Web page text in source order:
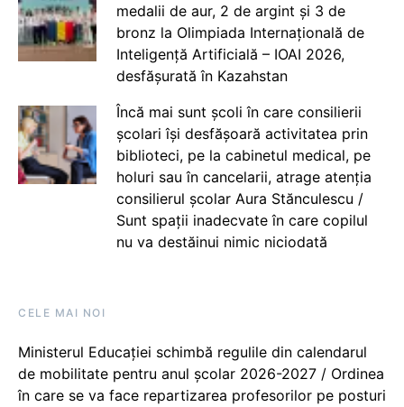
medalii de aur, 2 de argint și 3 de
bronz la Olimpiada Internațională de
Inteligență Artificială – IOAI 2026,
desfășurată în Kazahstan
Încă mai sunt școli în care consilierii
școlari își desfășoară activitatea prin
biblioteci, pe la cabinetul medical, pe
holuri sau în cancelarii, atrage atenția
consilierul școlar Aura Stănculescu /
Sunt spații inadecvate în care copilul
nu va destăinui nimic niciodată
CELE MAI NOI
Ministerul Educației schimbă regulile din calendarul
de mobilitate pentru anul școlar 2026-2027 / Ordinea
în care se va face repartizarea profesorilor pe posturi